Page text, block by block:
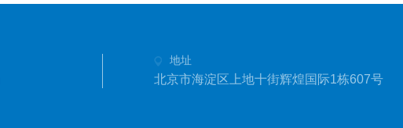
地址
北京市海淀区上地十街辉煌国际1栋607号